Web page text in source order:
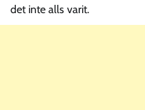
det inte alls varit.